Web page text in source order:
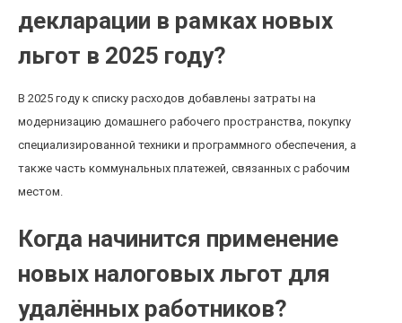
декларации в рамках новых
льгот в 2025 году?
В 2025 году к списку расходов добавлены затраты на
модернизацию домашнего рабочего пространства, покупку
специализированной техники и программного обеспечения, а
также часть коммунальных платежей, связанных с рабочим
местом.
Когда начинится применение
новых налоговых льгот для
удалённых работников?